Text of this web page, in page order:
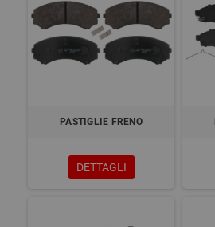
PASTIGLIE FRENO
DETTAGLI